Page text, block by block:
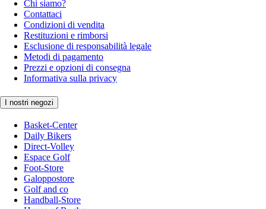
Chi siamo?
Contattaci
Condizioni di vendita
Restituzioni e rimborsi
Esclusione di responsabilità legale
Metodi di pagamento
Prezzi e opzioni di consegna
Informativa sulla privacy
I nostri negozi
Basket-Center
Daily Bikers
Direct-Volley
Espace Golf
Foot-Store
Galoppostore
Golf and co
Handball-Store